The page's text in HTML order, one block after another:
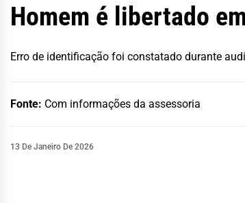
Homem é libertado
Erro de identificação foi constatado durante
Fonte: Com informações da assessoria
13 De Janeiro De 2026